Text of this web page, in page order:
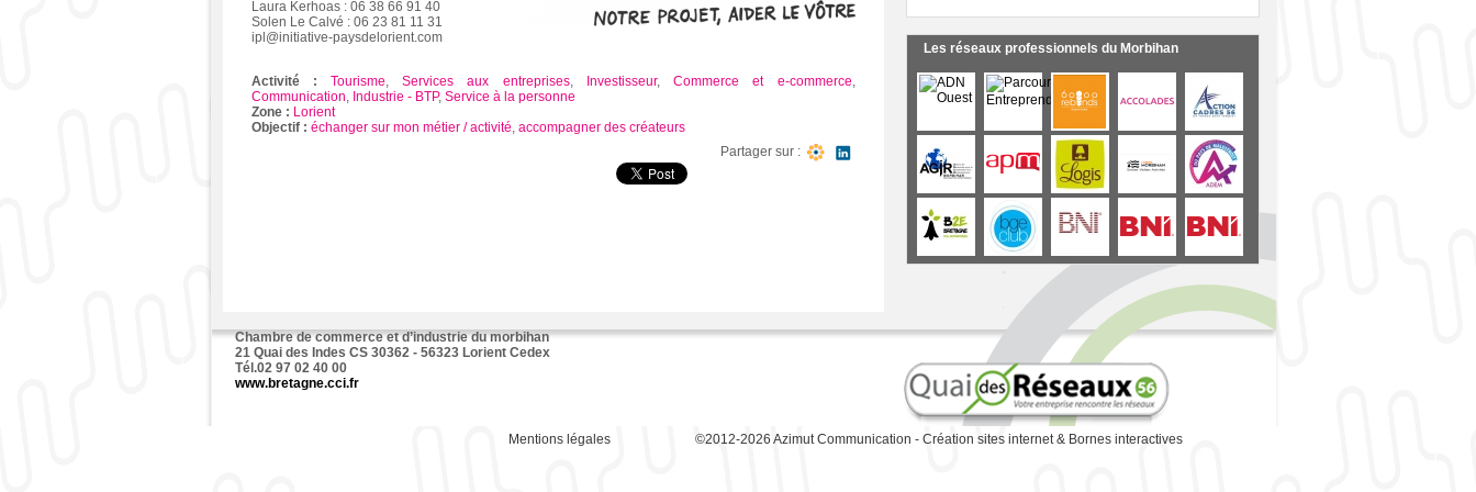
Les réseaux professionnels du Morbihan
Laura Kerhoas : 06 38 66 91 40
Solen Le Calvé : 06 23 81 11 31
ipl@initiative-paysdelorient.com
Activité : Tourisme,Services aux entreprises, Investisseur,Commerce et e-commerce,
Communication, Industrie - BTP, Service à la personne
Zone : Lorient
Objectif : échanger sur mon métier / activité, accompagner des créateurs
Partager sur :
Chambre de commerce et d’industrie du morbihan
21 Quai des Indes CS 30362 - 56323 Lorient Cedex
Tél.02 97 02 40 00
www.bretagne.cci.fr
Mentions légales ©2012-2026 Azimut Communication - Création sites internet& Bornes interactives